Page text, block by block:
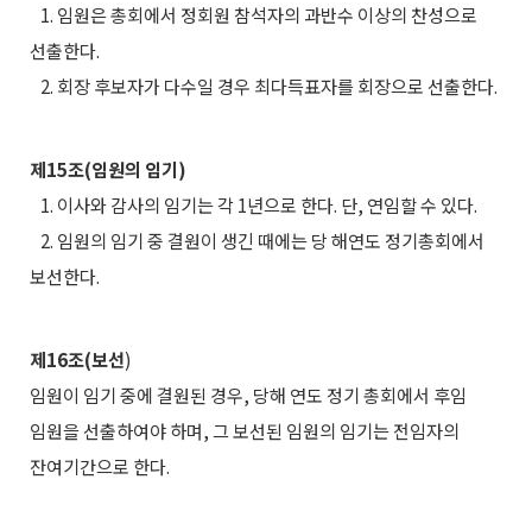
1. 임원은 총회에서 정회원 참석자의 과반수 이상의 찬성으로
선출한다.
2. 회장 후보자가 다수일 경우 최다득표자를 회장으로 선출한다.
제15조(임원의 임기)
1. 이사와 감사의 임기는 각 1년으로 한다. 단, 연임할 수 있다.
2. 임원의 임기 중 결원이 생긴 때에는 당 해연도 정기총회에서
보선한다.
제16조(보선)
임원이 임기 중에 결원된 경우, 당해 연도 정기 총회에서 후임
임원을 선출하여야 하며, 그 보선된 임원의 임기는 전임자의
잔여기간으로 한다.